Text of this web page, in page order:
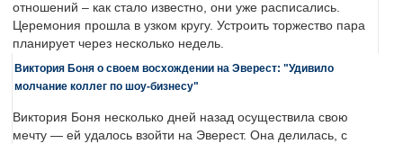
отношений – как стало известно, они уже расписались.
Церемония прошла в узком кругу. Устроить торжество пара
планирует через несколько недель.
Виктория Боня о своем восхождении на Эверест: "Удивило
молчание коллег по шоу-бизнесу"
Виктория Боня несколько дней назад осуществила свою
мечту — ей удалось взойти на Эверест. Она делилась, с